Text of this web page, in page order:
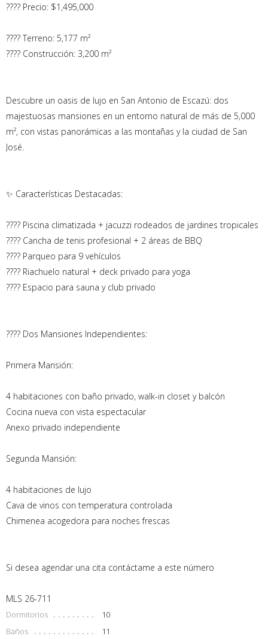
???? Precio: $1,495,000
???? Terreno: 5,177 m²
???? Construcción: 3,200 m²
Descubre un oasis de lujo en San Antonio de Escazú: dos
majestuosas mansiones en un entorno natural de más de 5,000
m², con vistas panorámicas a las montañas y la ciudad de San
José.
✨ Características Destacadas:
???? Piscina climatizada + jacuzzi rodeados de jardines tropicales
???? Cancha de tenis profesional + 2 áreas de BBQ
???? Parqueo para 9 vehículos
???? Riachuelo natural + deck privado para yoga
???? Espacio para sauna y club privado
???? Dos Mansiones Independientes:
Primera Mansión:
4 habitaciones con baño privado, walk-in closet y balcón
Cocina nueva con vista espectacular
Anexo privado independiente
Segunda Mansión:
4 habitaciones de lujo
Cava de vinos con temperatura controlada
Chimenea acogedora para noches frescas
Si desea agendar una cita contáctame a este número
MLS 26-711
Dormitorios
10
Baños
11